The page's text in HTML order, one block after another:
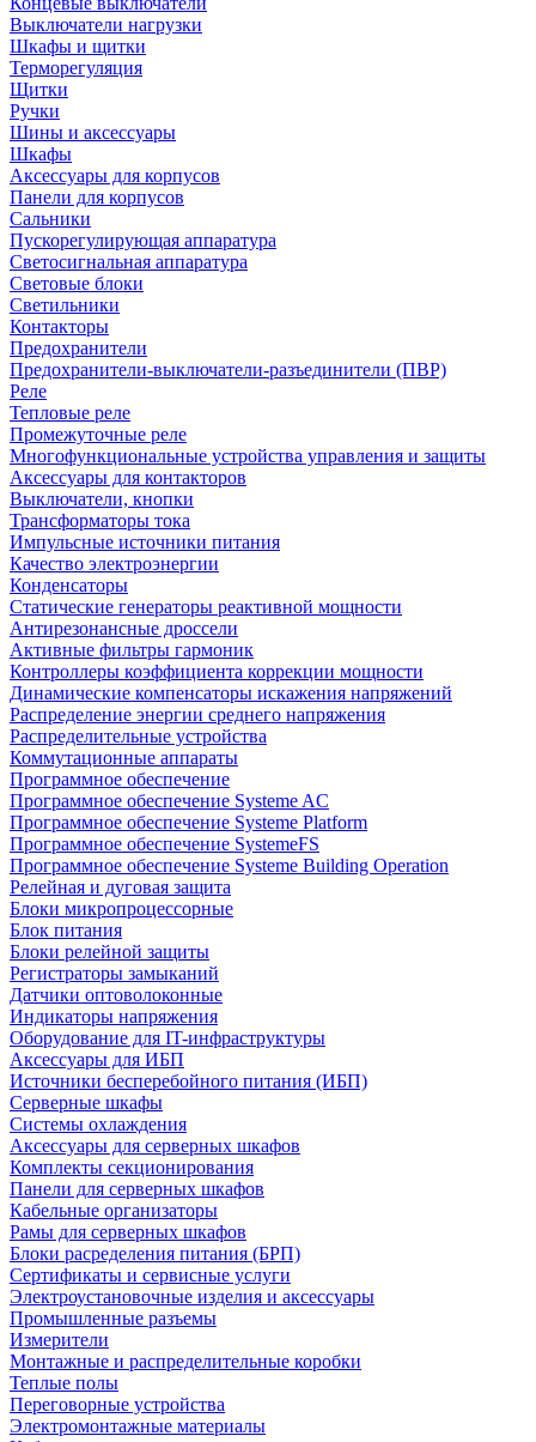
Выключатели нагрузки
Шкафы и щитки
Терморегуляция
Щитки
Ручки
Шины и аксессуары
Шкафы
Аксессуары для корпусов
Панели для корпусов
Сальники
Пускорегулирующая аппаратура
Светосигнальная аппаратура
Световые блоки
Светильники
Контакторы
Предохранители
Предохранители-выключатели-разъединители (ПВР)
Реле
Тепловые реле
Промежуточные реле
Многофункциональные устройства управления и защиты
Аксессуары для контакторов
Выключатели, кнопки
Трансформаторы тока
Импульсные источники питания
Качество электроэнергии
Конденсаторы
Статические генераторы реактивной мощности
Антирезонансные дроссели
Активные фильтры гармоник
Контроллеры коэффициента коррекции мощности
Динамические компенсаторы искажения напряжений
Распределение энергии среднего напряжения
Распределительные устройства
Коммутационные аппараты
Программное обеспечение
Программное обеспечение Systeme AC
Программное обеспечение Systeme Platform
Программное обеспечение SystemeFS
Программное обеспечение Systeme Building Operation
Релейная и дуговая защита
Блоки микропроцессорные
Блок питания
Блоки релейной защиты
Регистраторы замыканий
Датчики оптоволоконные
Индикаторы напряжения
Оборудование для IT-инфраструктуры
Аксессуары для ИБП
Источники бесперебойного питания (ИБП)
Серверные шкафы
Системы охлаждения
Аксессуары для серверных шкафов
Комплекты секционирования
Панели для серверных шкафов
Кабельные организаторы
Рамы для серверных шкафов
Блоки расределения питания (БРП)
Сертификаты и сервисные услуги
Электроустановочные изделия и аксессуары
Промышленные разъемы
Измерители
Монтажные и распределительные коробки
Теплые полы
Переговорные устройства
Электромонтажные материалы